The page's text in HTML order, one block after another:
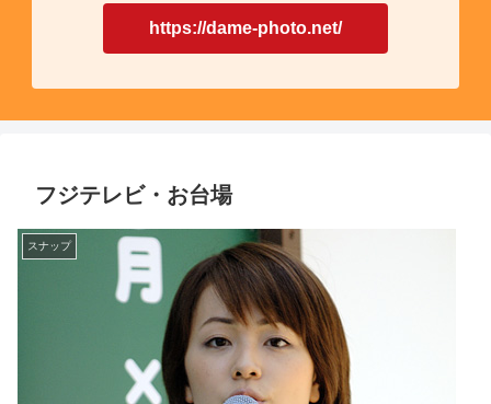
https://dame-photo.net/
フジテレビ・お台場
スナップ